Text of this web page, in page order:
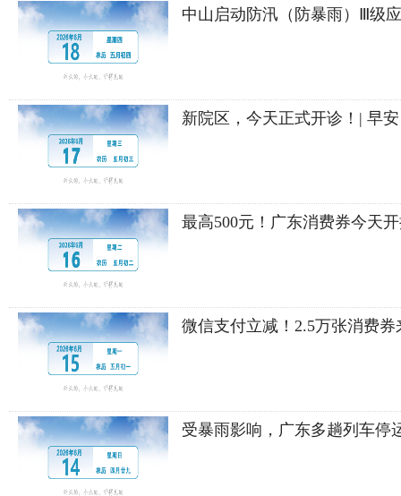
中山启动防汛（防暴雨）Ⅲ级
新院区，今天正式开诊！| 早
最高500元！广东消费券今天
微信支付立减！2.5万张消费
受暴雨影响，广东多趟列车停